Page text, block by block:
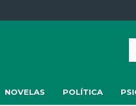
NOVELAS POLÍTICA